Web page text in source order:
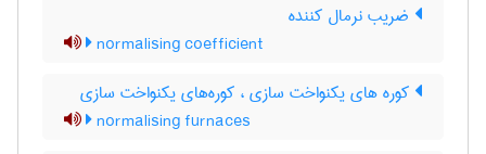
ضریب نرمال کننده
normalising coefficient
کوره های یکنواخت سازی ، کوره‌های یکنواخت سازی
normalising furnaces